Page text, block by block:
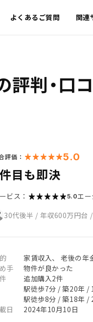
よくあるご質問 関連
評判・口
評価： 5.0
目も即決
ビス： 5.0エー
30代後半 / 年収600万円台 /
家賃収入、 老後の年
手
物件が良かった
追加購入2件
駅徒歩7分 / 築20年 /
駅徒歩8分 / 築18年 /
日
2024年10月10日